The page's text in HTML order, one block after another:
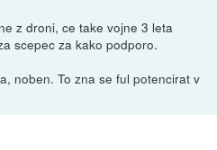
z droni, ce take vojne 3 leta
scepec za kako podporo.
noben. To zna se ful potencirat v